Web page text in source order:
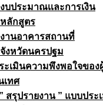
บประมาณเเละการเงิน
ลักสูตร
านอาคารสถานที่
งหวัดนครปฐม
ะเมินความพึงพอใจของ
เทศ
” สรุปรายงาน ” แบบปร